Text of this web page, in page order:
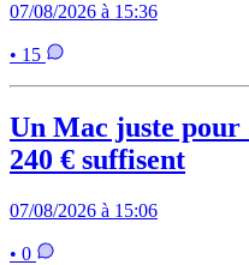
07/08/2026 à 15:36
• 15
Un Mac juste pour
240 € suffisent
07/08/2026 à 15:06
• 0